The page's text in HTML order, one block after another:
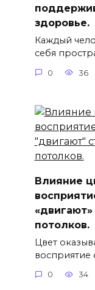
здоровье.
Каждый
себя
0 36
Влияние
потолков.
Цвет
0 34